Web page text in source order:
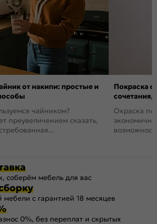
от накипи: простые и
чайником?
преувеличением сказать,
Покраска
сочетания,
Окраска
соберём мебель для вас
с гарантией 18 месяцев
0%, без переплат и скрытых